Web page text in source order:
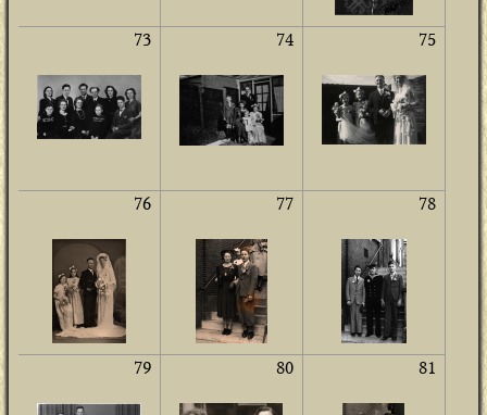
73 74 75
76 77 78
79 80 81